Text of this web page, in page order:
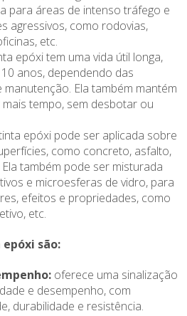
para áreas de intenso tráfego e
agressivos, como rodovias,
etc.
epóxi tem uma vida útil longa,
anos, dependendo das
Ela também mantém
tempo, sem desbotar ou
epóxi pode ser aplicada sobre
como concreto, asfalto,
também pode ser misturada
e microesferas de vidro, para
efeitos e propriedades, como
etc.
são:
oferece uma sinalização
e desempenho, com
durabilidade e resistência.